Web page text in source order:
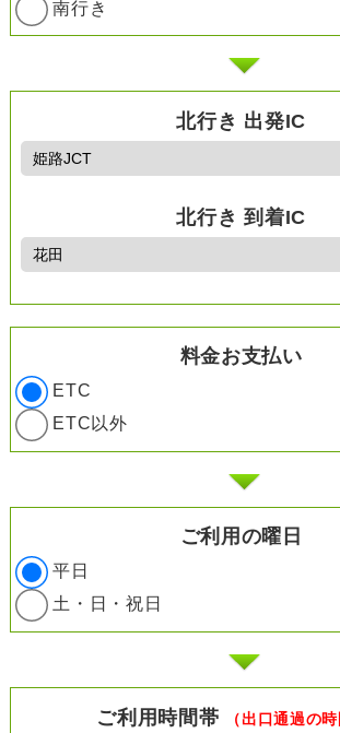
南行き
北行き 出発IC
北行き 到着IC
料金お支払い
ETC
ETC以外
ご利用の曜日
平日
土・日・祝日
ご利用時間帯 （出口通過の時